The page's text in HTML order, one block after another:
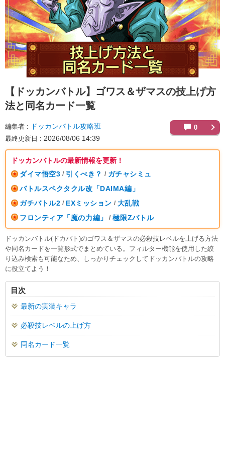
【ドッカンバトル】 ゴワス＆ザマスの技上げ方
法と同名カード一覧
編集者 ドッカンバトル攻略班
最終更新日 2026/08/06 14:39
0
ドッカンバトルの最新情報を更新！
ダイマ悟空3 / 引くべき？ / ガチャシミュ
バトルスペクタクル改「DAIMA編」
ガチバトル2 / EXミッション / 大乱戦
フロンティア「魔の力編」
/ 極限Zバトル
ドッカンバトル(ドカバト)のゴワス＆ザマスの必殺技レベルを上げる方法
や同名カードを一覧形式でまとめている。フィルター機能を使用した絞
り込み検索も可能なため、しっかりチェックしてドッカンバトルの攻略
に役立てよう！
目次
最新の実装キャラ
必殺技レベルの上げ方
同名カード一覧